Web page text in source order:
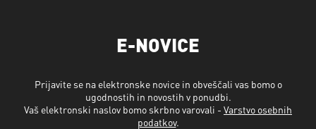
E-NOVICE
Prijavite se na elektronske novice in obveščali vas bomo o
ugodnostih in novostih v ponudbi.
Vaš elektronski naslov bomo skrbno varovali - Varstvo osebnih
podatkov.